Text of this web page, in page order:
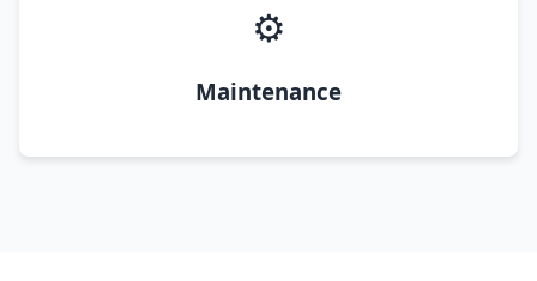
⚙️
Maintenance